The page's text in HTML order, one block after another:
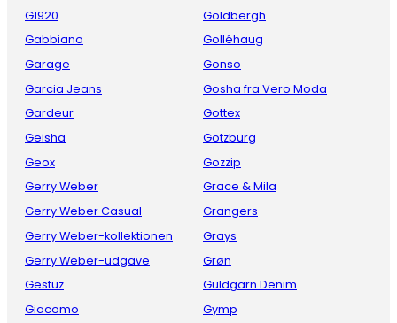
G1920
Gabbiano
Garage
Garcia Jeans
Gardeur
Geisha
Geox
Gerry Weber
Gerry Weber Casual
Gerry Weber-kollektionen
Gerry Weber-udgave
Gestuz
Giacomo
Goldbergh
Golléhaug
Gonso
Gosha fra Vero Moda
Gottex
Gotzburg
Gozzip
Grace & Mila
Grangers
Grays
Grøn
Guldgarn Denim
Gymp